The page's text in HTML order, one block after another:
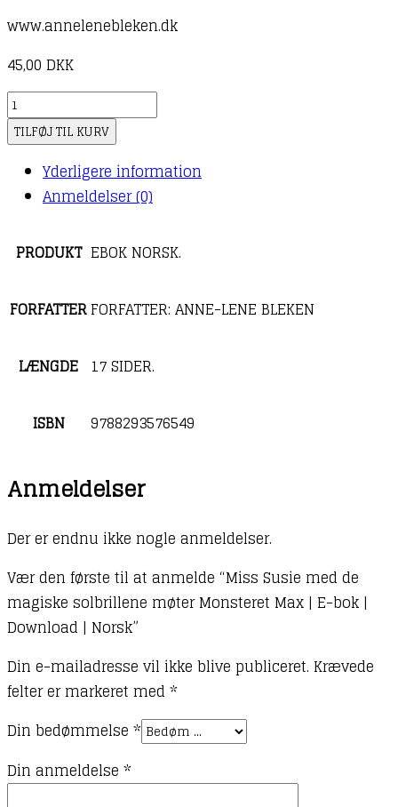
www.annelenebleken.dk
45,00 DKK
Miss
Susie
med
magiske
møter
Max
bok
Download
Norsk
antal
TILFØJ TIL KURV
Yderligere information
Anmeldelser (0)
PRODUKT EBOK NORSK.
FORFATTERFORFATTER: ANNE-LENE BLEKEN
LÆNGDE 17 SIDER.
ISBN 9788293576549
Anmeldelser
Der er endnu ikke nogle anmeldelser.
Vær den første til at anmelde “Miss Susie med de
magiske solbrillene møter Monsteret Max | E-bok |
Download | Norsk”
Din e-mailadresse vil ikke blive publiceret. Krævede
felter er markeret med *
Din bedømmelse *
Din anmeldelse *